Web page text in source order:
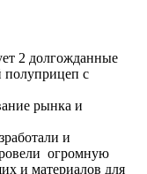
рынка и
и
огромную
и материалов для